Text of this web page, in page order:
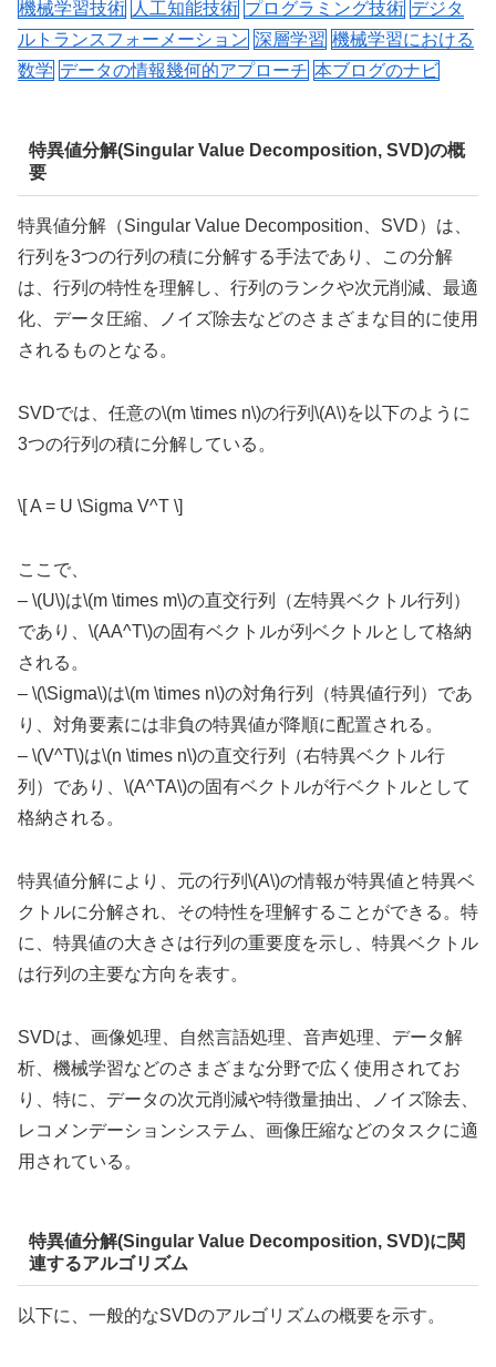
機械学習技術 人工知能技術 プログラミング技術 デジタ
ルトランスフォーメーション 深層学習 機械学習における
数学 データの情報幾何的アプローチ 本ブログのナビ
特異値分解(Singular Value Decomposition, SVD)の概
要
特異値分解（Singular Value Decomposition、SVD）は、
行列を3つの行列の積に分解する手法であり、この分解
は、行列の特性を理解し、行列のランクや次元削減、最適
化、データ圧縮、ノイズ除去などのさまざまな目的に使用
されるものとなる。
SVDでは、任意の\(m \times n\)の行列\(A\)を以下のように
3つの行列の積に分解している。
\[ A = U \Sigma V^T \]
ここで、
– \(U\)は\(m \times m\)の直交行列（左特異ベクトル行列）
であり、\(AA^T\)の固有ベクトルが列ベクトルとして格納
される。
– \(\Sigma\)は\(m \times n\)の対角行列（特異値行列）であ
り、対角要素には非負の特異値が降順に配置される。
– \(V^T\)は\(n \times n\)の直交行列（右特異ベクトル行
列）であり、\(A^TA\)の固有ベクトルが行ベクトルとして
格納される。
特異値分解により、元の行列\(A\)の情報が特異値と特異ベ
クトルに分解され、その特性を理解することができる。特
に、特異値の大きさは行列の重要度を示し、特異ベクトル
は行列の主要な方向を表す。
SVDは、画像処理、自然言語処理、音声処理、データ解
析、機械学習などのさまざまな分野で広く使用されてお
り、特に、データの次元削減や特徴量抽出、ノイズ除去、
レコメンデーションシステム、画像圧縮などのタスクに適
用されている。
特異値分解(Singular Value Decomposition, SVD)に関
連するアルゴリズム
以下に、一般的なSVDのアルゴリズムの概要を示す。